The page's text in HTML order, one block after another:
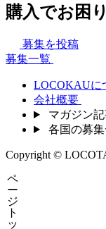
購入でお困
募集を投稿
募集一覧
LOCOKAUに
会社概要
マガジン
各国の募
Copyright ©
ペ
ー
ジ
ト
ッ